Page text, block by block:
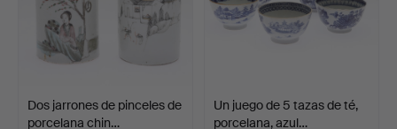
Dos jarrones de pinceles de
porcelana chin…
Un juego de 5 tazas de té,
porcelana, azul…